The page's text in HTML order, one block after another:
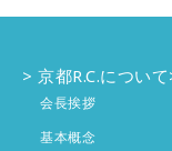
8月 3件
7月 4件
9月 4件
8月 2件
7月 4件
9月 4件
8月 4件
京都R.C.について
会長挨拶
基本概念